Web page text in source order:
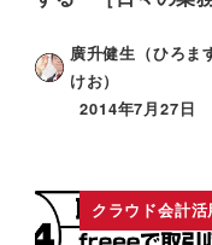
廣升健生（ひろま
けお）
2014年7月27日
クラウド会計活